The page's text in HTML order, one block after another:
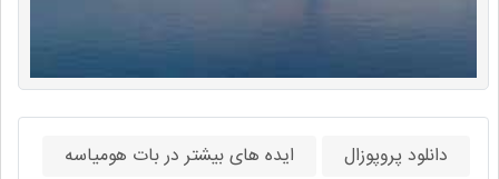
دانلود پروپوزال ایده های بیشتر در بات هومیاسه